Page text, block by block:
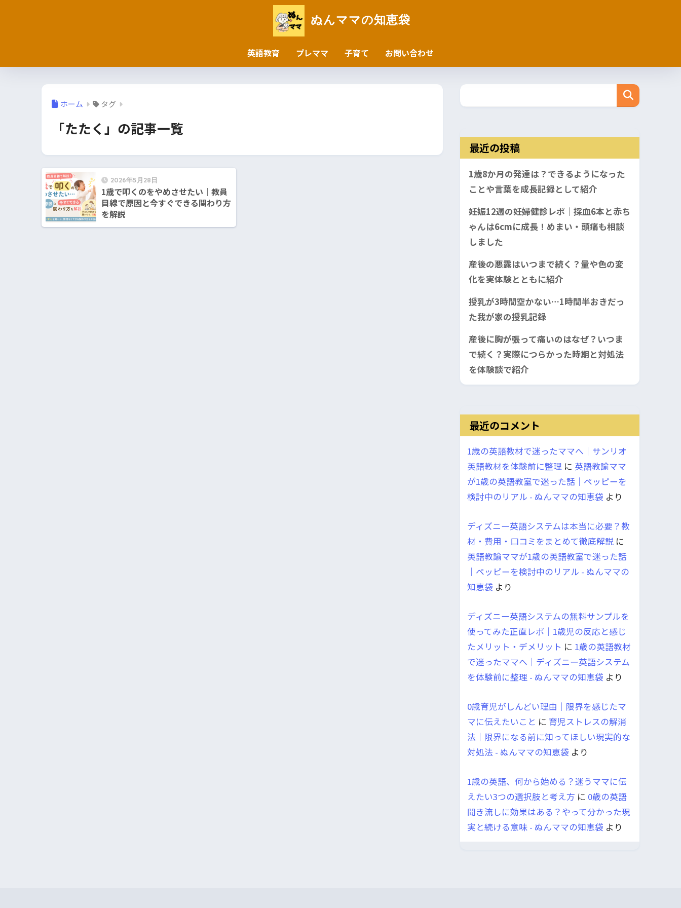
ぬんママの知恵袋
英語教育 プレママ 子育て お問い合わせ
ホーム タグ
「たたく」の記事一覧
2026年5月28日
1歳で叩くのをやめさせたい｜教員
目線で原因と今すぐできる関わり方
を解説
最近の投稿
1歳8か月の発達は？できるようになった
ことや言葉を成長記録として紹介
妊娠12週の妊婦健診レポ｜採血6本と赤ち
ゃんは6cmに成長！めまい・頭痛も相談
しました
産後の悪露はいつまで続く？量や色の変
化を実体験とともに紹介
授乳が3時間空かない…1時間半おきだっ
た我が家の授乳記録
産後に胸が張って痛いのはなぜ？いつま
で続く？実際につらかった時期と対処法
を体験談で紹介
最近のコメント
1歳の英語教材で迷ったママへ｜サンリオ
英語教材を体験前に整理 に 英語教諭ママ
が1歳の英語教室で迷った話｜ペッピーを
検討中のリアル - ぬんママの知恵袋 より
ディズニー英語システムは本当に必要？教
材・費用・口コミをまとめて徹底解説 に
英語教諭ママが1歳の英語教室で迷った話
｜ペッピーを検討中のリアル - ぬんママの
知恵袋 より
ディズニー英語システムの無料サンプルを
使ってみた正直レポ｜1歳児の反応と感じ
たメリット・デメリット に 1歳の英語教材
で迷ったママへ｜ディズニー英語システム
を体験前に整理 - ぬんママの知恵袋 より
0歳育児がしんどい理由｜限界を感じたマ
マに伝えたいこと に 育児ストレスの解消
法｜限界になる前に知ってほしい現実的な
対処法 - ぬんママの知恵袋 より
1歳の英語、何から始める？迷うママに伝
えたい3つの選択肢と考え方 に 0歳の英語
聞き流しに効果はある？やって分かった現
実と続ける意味 - ぬんママの知恵袋 より